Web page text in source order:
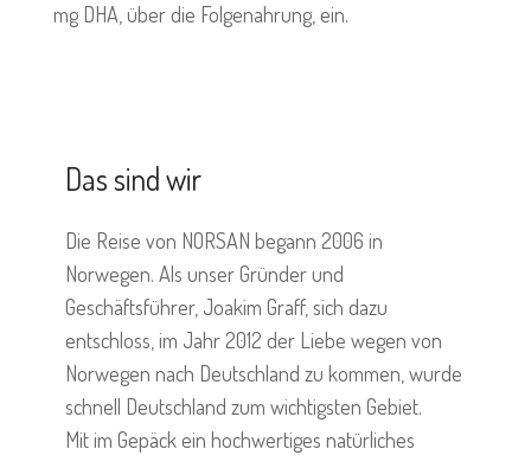
mg DHA, über die Folgenahrung, ein.
Das sind wir
Die Reise von NORSAN begann 2006 in
Norwegen. Als unser Gründer und
Geschäftsführer, Joakim Graff, sich dazu
entschloss, im Jahr 2012 der Liebe wegen von
Norwegen nach Deutschland zu kommen, wurde
schnell Deutschland zum wichtigsten Gebiet.
Mit im Gepäck ein hochwertiges natürliches